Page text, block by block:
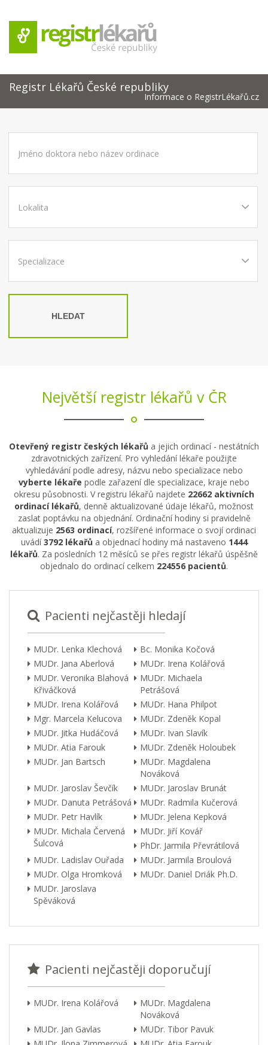
Registr Lékařů České republiky
Informace o RegistrLékařů.cz
HLEDAT
Největší registr lékařů v ČR
Otevřený registr českých lékařů a jejich ordinací - nestátních
zdravotnických zařízení. Pro vyhledání lékaře použijte
vyhledávání podle adresy, názvu nebo specializace nebo
vyberte lékaře podle zařazení dle specializace, kraje nebo
okresu působnosti. V registru lékařů najdete 22662 aktivních
ordinací lékařů, denně aktualizované údaje lékařů, možnost
zaslat poptávku na objednání. Ordinační hodiny si pravidelně
aktualizuje 2563 ordinací, rozšířené informace o svojí ordinaci
uvádí3792 lékařů a objednací hodiny má nastaveno 1444
lékařů. Za posledních 12 měsíců se přes registr lékařů úspěšně
objednalo do ordinací celkem 224556 pacientů.
Pacienti nejčastěji hledají
MUDr. Lenka Klechová
Bc. Monika Kočová
MUDr. Jana Aberlová
MUDr. Irena Kolářová
MUDr. Veronika Blahová
Křiváčková
MUDr. Michaela
Petrášová
MUDr. Irena Kolářová
MUDr. Hana Philpot
Mgr. Marcela Kelucova
MUDr. Zdeněk Kopal
MUDr. Jitka Hudáčová
MUDr. Ivan Slavík
MUDr. Atia Farouk
MUDr. Zdeněk Holoubek
MUDr. Jan Bartsch
MUDr. Magdalena
Nováková
MUDr. Jaroslav Ševčík
MUDr. Jaroslav Brunát
MUDr. Danuta Petrášová
MUDr. Radmila Kučerová
MUDr. Petr Havlík
MUDr. Jelena Kepková
MUDr. Michala Červená
Šulcová
MUDr. Jiří Kovář
PhDr. Jarmila Převrátilová
MUDr. Ladislav Ouřada
MUDr. Jarmila Broulová
MUDr. Olga Hromková
MUDr. Daniel Driák Ph.D.
MUDr. Jaroslava
Spěváková
Pacienti nejčastěji doporučují
MUDr. Irena Kolářová
MUDr. Magdalena
Nováková
MUDr. Jan Gavlas
MUDr. Tibor Pavuk